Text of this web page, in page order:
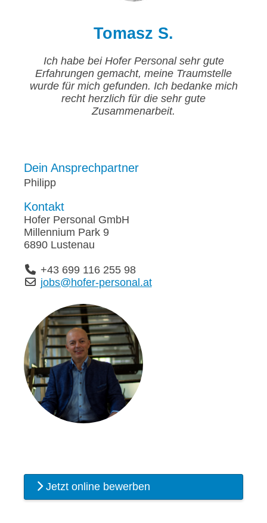
Tomasz S.
Ich habe bei Hofer Personal sehr gute
Erfahrungen gemacht, meine Traumstelle
wurde für mich gefunden. Ich bedanke mich
recht herzlich für die sehr gute
Zusammenarbeit.
Dein Ansprechpartner
Philipp
Kontakt
Hofer Personal GmbH
Millennium Park 9
6890 Lustenau
+43 699 116 255 98
jobs@hofer-personal.at
Jetzt online bewerben